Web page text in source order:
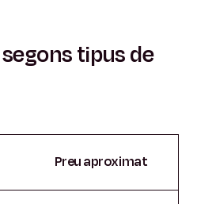
tipus de
Preu aproximat